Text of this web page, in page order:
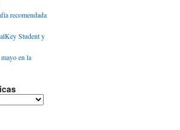
recomendada
Student y
en la